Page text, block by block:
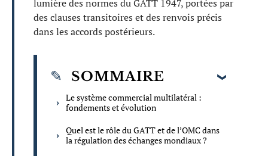
lumière des normes du GATT 1947, portées par
des clauses transitoires et des renvois précis
dans les accords postérieurs.
SOMMAIRE
Le système commercial multilatéral :
fondements et évolution
Quel est le rôle du GATT et de l’OMC dans
la régulation des échanges mondiaux ?